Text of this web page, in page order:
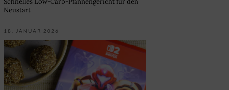
Neustart
18. JANUAR 2026